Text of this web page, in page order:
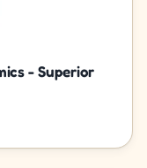
- Superior